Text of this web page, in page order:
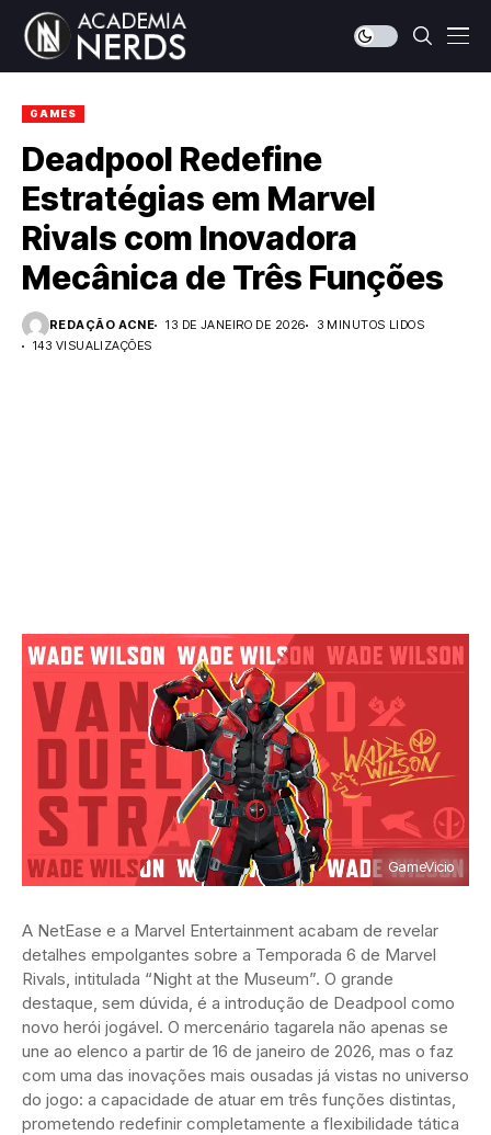
GAMES
Deadpool Redefine
Estratégias em Marvel
Rivals com Inovadora
Mecânica de Três Funções
REDAÇÃO ACNE 13 DE JANEIRO DE 2026
3 MINUTOS LIDOS
143 VISUALIZAÇÕES
GameVicio
A NetEase e a Marvel Entertainment acabam de revelar
detalhes empolgantes sobre a Temporada 6 de Marvel
Rivals, intitulada “Night at the Museum”. O grande
destaque, sem dúvida, é a introdução de Deadpool como
novo herói jogável. O mercenário tagarela não apenas se
une ao elenco a partir de 16 de janeiro de 2026, mas o faz
com uma das inovações mais ousadas já vistas no universo
do jogo: a capacidade de atuar em três funções distintas,
prometendo redefinir completamente a flexibilidade tática